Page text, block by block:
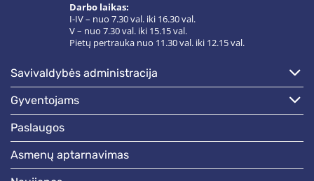
Darbo laikas:
I-IV – nuo 7.30 val. iki 16.30 val.
V – nuo 7.30 val. iki 15.15 val.
Pietų pertrauka nuo 11.30 val. iki 12.15 val.
savivaldybės administracija
gyventojams
paslaugos
asmenų aptarnavimas